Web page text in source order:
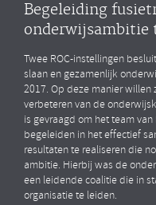
Begeleiding
onderwijsambitie
Twee ROC-instellingen
slaan en gezamenlijk
2017. Op deze manier
verbeteren van de
is gevraagd om het team
begeleiden in het effectief
resultaten te realiseren die
ambitie. Hierbij was de
een leidende coalitie die in
organisatie te leiden.